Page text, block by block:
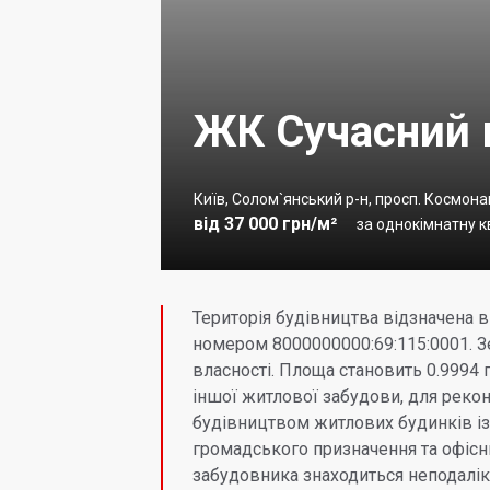
ЖК Сучасний
Київ, Солом`янський р-н, просп.
за однокімнатну
від 37 000 грн/м²
Територія будівництва відзначена
номером 8000000000:69:115:0001.
власності. Площа становить 0.9994
іншої житлової забудови, для
будівництвом житлових будинків
громадського призначення та
забудовника знаходиться